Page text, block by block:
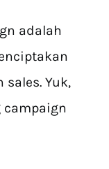
adalah
Yuk,